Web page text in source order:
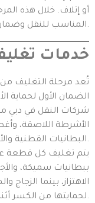
أو إتلاف. خلال هذه
المناسب للنقل وضمان التزام فريق العمل بالجدول المحدد.
خدمات
تُعد مرحلة التغليف
الضمان الأول لحماية
شركات النقل في دبي
الأشرطة اللاصقة،
البطانيات القطنية والأقمشة المقاومة للماء لحماية المفروشات.
يتم تغليف كل قطعة
ببطانيات سميكة،
الاهتزاز، بينما الزجاج
لحمايتها من الكسر أثناء التحميل أو التفريغ.